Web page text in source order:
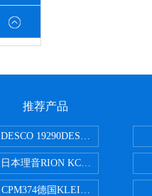
推荐产品
DESCO 19290DESCO 19290重锤
日本理音RION KC-51/KC-52便携
CPM374德国KLEINWAECHTER